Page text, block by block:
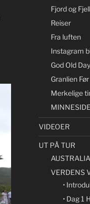
Fjord og Fjell
Reiser
Fra luften
Instagram
God Old
Granlien
Merkelige
MINNESIDE
VIDEOER
UT PÅ TUR
VERDENS
•
• Dag 1